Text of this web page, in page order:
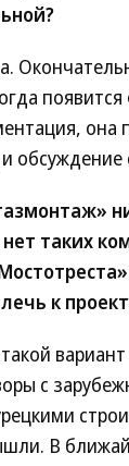
она
и обсуждение
таких
к
с
В